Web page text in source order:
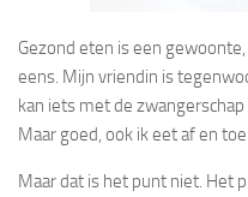
Gezond eten is een
eens. Mijn vriendin is
kan iets met de
Maar goed, ook ik eet af en
Maar dat is het punt niet. Het